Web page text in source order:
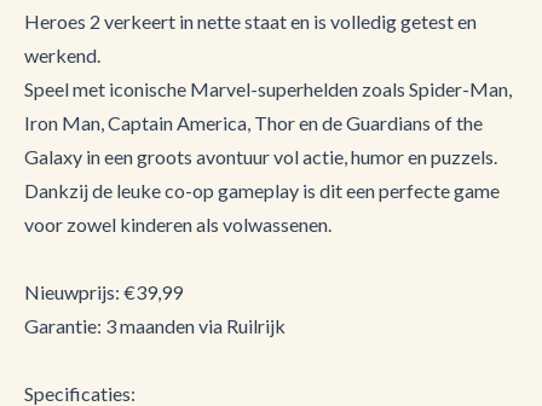
Heroes 2 verkeert in nette staat en is volledig getest en
werkend.
Speel met iconische Marvel-superhelden zoals Spider-Man,
Iron Man, Captain America, Thor en de Guardians of the
Galaxy in een groots avontuur vol actie, humor en puzzels.
Dankzij de leuke co-op gameplay is dit een perfecte game
voor zowel kinderen als volwassenen.
Nieuwprijs: €39,99
Garantie: 3 maanden via Ruilrijk
Specificaties: